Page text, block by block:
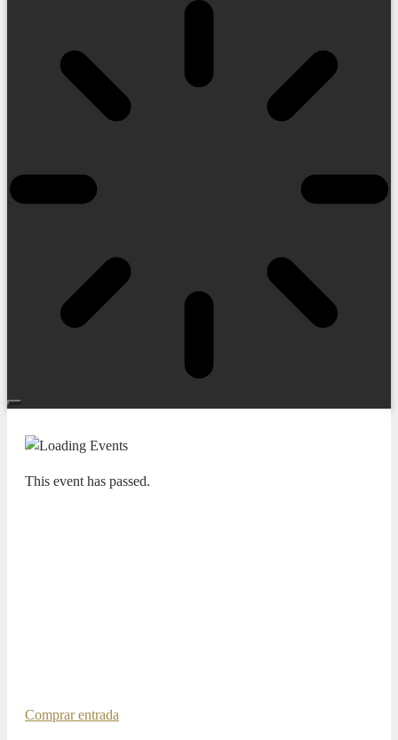
This event has passed.
Comprar entrada